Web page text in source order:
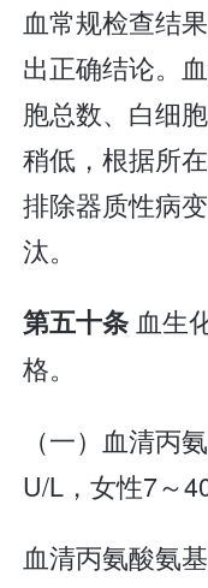
血常规检查结
出正确结论。
胞总数、白细
稍低，根据所
排除器质性病
汰。
第五十条血生
格。
（一）血清丙
U/L，女性7～
血清丙氨酸氨